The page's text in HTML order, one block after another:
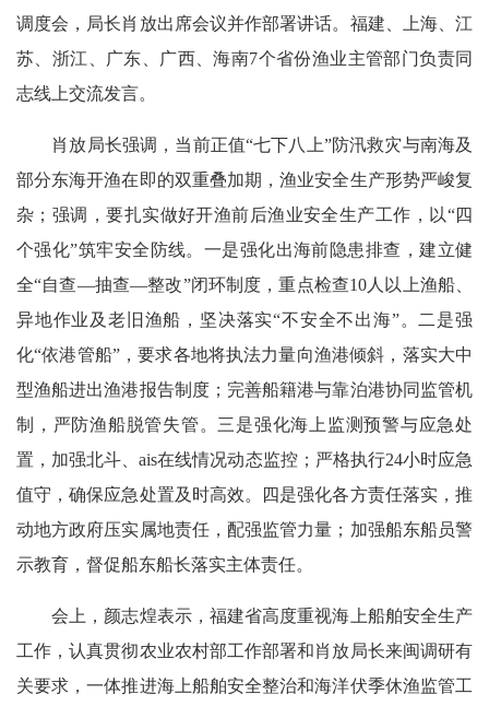
调度会，局长肖放出席会议并作部署讲话。福建、上海、江
苏、浙江、广东、广西、海南7个省份渔业主管部门负责同
志线上交流发言。
肖放局长强调，当前正值“七下八上”防汛救灾与南海及
部分东海开渔在即的双重叠加期，渔业安全生产形势严峻复
杂；强调，要扎实做好开渔前后渔业安全生产工作，以“四
个强化”筑牢安全防线。一是强化出海前隐患排查，建立健
全“自查—抽查—整改”闭环制度，重点检查10人以上渔船、
异地作业及老旧渔船，坚决落实“不安全不出海”。二是强
化“依港管船”，要求各地将执法力量向渔港倾斜，落实大中
型渔船进出渔港报告制度；完善船籍港与靠泊港协同监管机
制，严防渔船脱管失管。三是强化海上监测预警与应急处
置，加强北斗、ais在线情况动态监控；严格执行24小时应急
值守，确保应急处置及时高效。四是强化各方责任落实，推
动地方政府压实属地责任，配强监管力量；加强船东船员警
示教育，督促船东船长落实主体责任。
会上，颜志煌表示，福建省高度重视海上船舶安全生产
工作，认真贯彻农业农村部工作部署和肖放局长来闽调研有
关要求，一体推进海上船舶安全整治和海洋伏季休渔监管工